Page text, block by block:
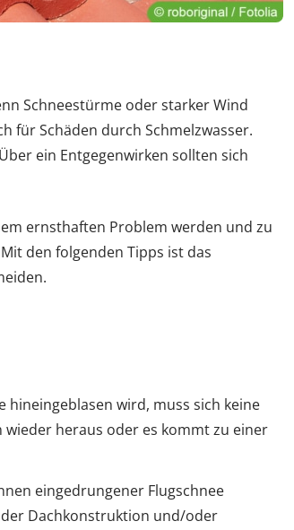
Schneestürme oder starker Wind
für Schäden durch Schmelzwasser.
ein Entgegenwirken sollten sich
ernsthaften Problem werden und zu
den folgenden Tipps ist das
hineingeblasen wird, muss sich keine
wieder heraus oder es kommt zu einer
eingedrungener Flugschnee
Dachkonstruktion und/oder